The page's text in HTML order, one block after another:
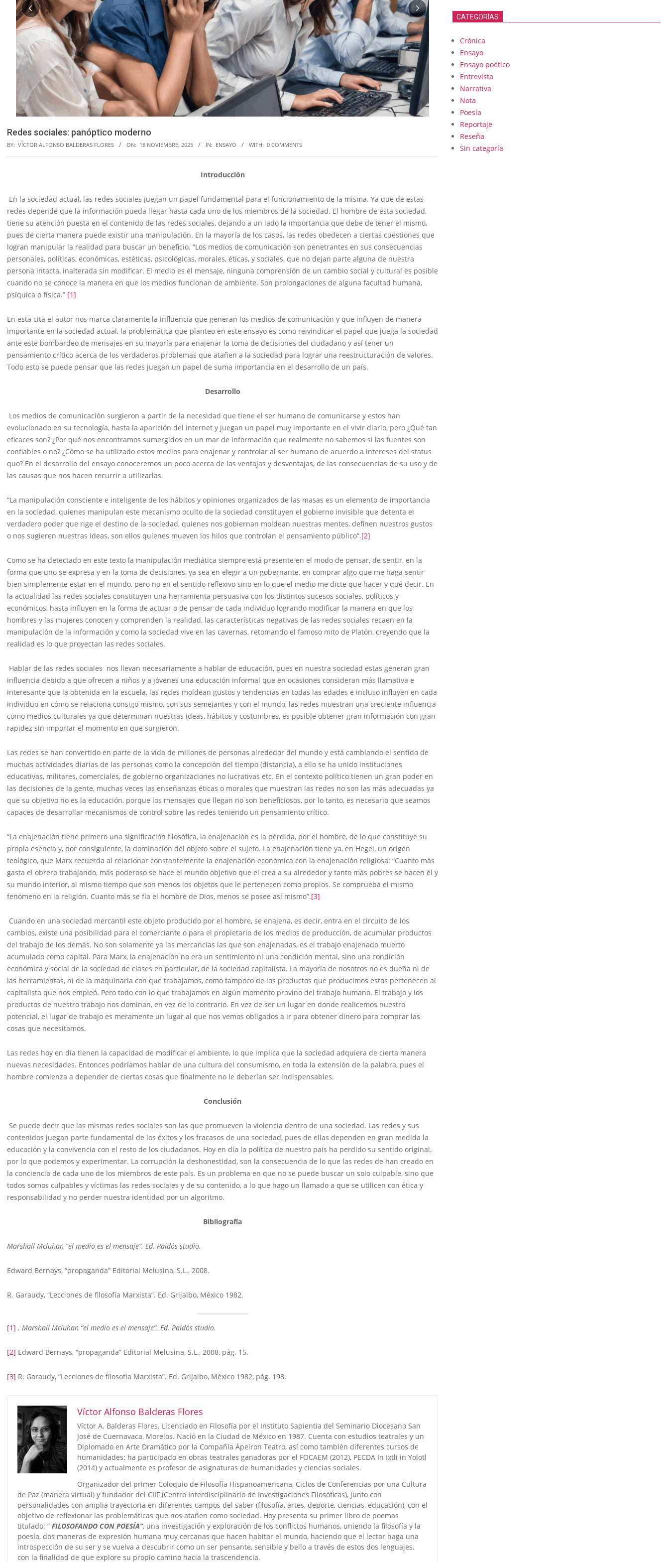
Redes sociales: panóptico moderno
BY: VÍCTOR ALFONSO BALDERAS FLORES ON: 18 NOVIEMBRE, 2025 IN: ENSAYO WITH: 0 COMMENTS
Introducción
En la sociedad actual, las redes sociales juegan un papel fundamental para el funcionamiento de la misma. Ya que de estas
redes depende que la información pueda llegar hasta cada uno de los miembros de la sociedad. El hombre de esta sociedad,
tiene su atención puesta en el contenido de las redes sociales, dejando a un lado la importancia que debe de tener el mismo,
pues de cierta manera puede existir una manipulación. En la mayoría de los casos, las redes obedecen a ciertas cuestiones que
logran manipular la realidad para buscar un beneficio. “Los medios de comunicación son penetrantes en sus consecuencias
personales, políticas, económicas, estéticas, psicológicas, morales, éticas, y sociales, que no dejan parte alguna de nuestra
persona intacta, inalterada sin modificar. El medio es el mensaje, ninguna comprensión de un cambio social y cultural es posible
cuando no se conoce la manera en que los medios funcionan de ambiente. Son prolongaciones de alguna facultad humana,
psíquica o física.” [1]
En esta cita el autor nos marca claramente la influencia que generan los medios de comunicación y que influyen de manera
importante en la sociedad actual, la problemática que planteo en este ensayo es como reivindicar el papel que juega la sociedad
ante este bombardeo de mensajes en su mayoría para enajenar la toma de decisiones del ciudadano y así tener un
pensamiento crítico acerca de los verdaderos problemas que atañen a la sociedad para lograr una reestructuración de valores.
Todo esto se puede pensar que las redes juegan un papel de suma importancia en el desarrollo de un país.
Desarrollo
Los medios de comunicación surgieron a partir de la necesidad que tiene el ser humano de comunicarse y estos han
evolucionado en su tecnología, hasta la aparición del internet y juegan un papel muy importante en el vivir diario, pero ¿Qué tan
eficaces son? ¿Por qué nos encontramos sumergidos en un mar de información que realmente no sabemos si las fuentes son
confiables o no? ¿Cómo se ha utilizado estos medios para enajenar y controlar al ser humano de acuerdo a intereses del status
quo? En el desarrollo del ensayo conoceremos un poco acerca de las ventajas y desventajas, de las consecuencias de su uso y de
las causas que nos hacen recurrir a utilizarlas.
“La manipulación consciente e inteligente de los hábitos y opiniones organizados de las masas es un elemento de importancia
en la sociedad, quienes manipulan este mecanismo oculto de la sociedad constituyen el gobierno invisible que detenta el
verdadero poder que rige el destino de la sociedad, quienes nos gobiernan moldean nuestras mentes, definen nuestros gustos
o nos sugieren nuestras ideas, son ellos quienes mueven los hilos que controlan el pensamiento público”.[2]
Como se ha detectado en este texto la manipulación mediática siempre está presente en el modo de pensar, de sentir, en la
forma que uno se expresa y en la toma de decisiones, ya sea en elegir a un gobernante, en comprar algo que me haga sentir
bien simplemente estar en el mundo, pero no en el sentido reflexivo sino en lo que el medio me dicte que hacer y qué decir. En
la actualidad las redes sociales constituyen una herramienta persuasiva con los distintos sucesos sociales, políticos y
económicos, hasta influyen en la forma de actuar o de pensar de cada individuo logrando modificar la manera en que los
hombres y las mujeres conocen y comprenden la realidad, las características negativas de las redes sociales recaen en la
manipulación de la información y como la sociedad vive en las cavernas, retomando el famoso mito de Platón, creyendo que la
realidad es lo que proyectan las redes sociales.
Hablar de las redes sociales nos llevan necesariamente a hablar de educación, pues en nuestra sociedad estas generan gran
influencia debido a que ofrecen a niños y a jóvenes una educación informal que en ocasiones consideran más llamativa e
interesante que la obtenida en la escuela, las redes moldean gustos y tendencias en todas las edades e incluso influyen en cada
individuo en cómo se relaciona consigo mismo, con sus semejantes y con el mundo, las redes muestran una creciente influencia
como medios culturales ya que determinan nuestras ideas, hábitos y costumbres, es posible obtener gran información con gran
rapidez sin importar el momento en que surgieron.
Las redes se han convertido en parte de la vida de millones de personas alrededor del mundo y está cambiando el sentido de
muchas actividades diarias de las personas como la concepción del tiempo (distancia), a ello se ha unido instituciones
educativas, militares, comerciales, de gobierno organizaciones no lucrativas etc. En el contexto político tienen un gran poder en
las decisiones de la gente, muchas veces las enseñanzas éticas o morales que muestran las redes no son las más adecuadas ya
que su objetivo no es la educación, porque los mensajes que llegan no son beneficiosos, por lo tanto, es necesario que seamos
capaces de desarrollar mecanismos de control sobre las redes teniendo un pensamiento crítico.
“La enajenación tiene primero una significación filosófica, la enajenación es la pérdida, por el hombre, de lo que constituye su
propia esencia y, por consiguiente, la dominación del objeto sobre el sujeto. La enajenación tiene ya, en Hegel, un origen
teológico, que Marx recuerda al relacionar constantemente la enajenación económica con la enajenación religiosa: “Cuanto más
gasta el obrero trabajando, más poderoso se hace el mundo objetivo que el crea a su alrededor y tanto más pobres se hacen él y
su mundo interior, al mismo tiempo que son menos los objetos que le pertenecen como propios. Se comprueba el mismo
fenómeno en la religión. Cuanto más se fía el hombre de Dios, menos se posee así mismo”.[3]
Cuando en una sociedad mercantil este objeto producido por el hombre, se enajena, es decir, entra en el circuito de los
cambios, existe una posibilidad para el comerciante o para el propietario de los medios de producción, de acumular productos
del trabajo de los demás. No son solamente ya las mercancías las que son enajenadas, es el trabajo enajenado muerto
acumulado como capital. Para Marx, la enajenación no era un sentimiento ni una condición mental, sino una condición
económica y social de la sociedad de clases en particular, de la sociedad capitalista. La mayoría de nosotros no es dueña ni de
las herramientas, ni de la maquinaria con que trabajamos, como tampoco de los productos que producimos estos pertenecen al
capitalista que nos empleó. Pero todo con lo que trabajamos en algún momento provino del trabajo humano. El trabajo y los
productos de nuestro trabajo nos dominan, en vez de lo contrario. En vez de ser un lugar en donde realicemos nuestro
potencial, el lugar de trabajo es meramente un lugar al que nos vemos obligados a ir para obtener dinero para comprar las
cosas que necesitamos.
Las redes hoy en día tienen la capacidad de modificar el ambiente, lo que implica que la sociedad adquiera de cierta manera
nuevas necesidades. Entonces podríamos hablar de una cultura del consumismo, en toda la extensión de la palabra, pues el
hombre comienza a depender de ciertas cosas que finalmente no le deberían ser indispensables.
Conclusión
Se puede decir que las mismas redes sociales son las que promueven la violencia dentro de una sociedad. Las redes y sus
contenidos juegan parte fundamental de los éxitos y los fracasos de una sociedad, pues de ellas dependen en gran medida la
educación y la convivencia con el resto de los ciudadanos. Hoy en día la política de nuestro país ha perdido su sentido original,
por lo que podemos y experimentar. La corrupción la deshonestidad, son la consecuencia de lo que las redes de han creado en
la conciencia de cada uno de los miembros de este país. Es un problema en que no se puede buscar un solo culpable, sino que
todos somos culpables y víctimas las redes sociales y de su contenido, a lo que hago un llamado a que se utilicen con ética y
responsabilidad y no perder nuestra identidad por un algoritmo.
Bibliografía
Marshall Mcluhan “el medio es el mensaje”. Ed. Paidós studio.
Edward Bernays, “propaganda” Editorial Melusina, S.L., 2008.
R. Garaudy, “Lecciones de filosofía Marxista”. Ed. Grijalbo, México 1982.
[1] . Marshall Mcluhan “el medio es el mensaje”. Ed. Paidós studio.
[2] Edward Bernays, “propaganda” Editorial Melusina, S.L., 2008, pág. 15.
[3] R. Garaudy, “Lecciones de filosofía Marxista”. Ed. Grijalbo, México 1982, pág. 198.
Víctor Alfonso Balderas Flores
Víctor A. Balderas Flores. Licenciado en Filosofía por el Instituto Sapientia del Seminario Diocesano San
José de Cuernavaca, Morelos. Nació en la Ciudad de México en 1987. Cuenta con estudios teatrales y un
Diplomado en Arte Dramático por la Compañía Ápeiron Teatro, así como también diferentes cursos de
humanidades; ha participado en obras teatrales ganadoras por el FOCAEM (2012), PECDA In Ixtli in Yolotl
(2014) y actualmente es profesor de asignaturas de humanidades y ciencias sociales.
Organizador del primer Coloquio de Filosofía Hispanoamericana, Ciclos de Conferencias por una Cultura
de Paz (manera virtual) y fundador del CIIF (Centro Interdisciplinario de Investigaciones Filosóficas), junto con
personalidades con amplia trayectoria en diferentes campos del saber (filosofía, artes, deporte, ciencias, educación), con el
objetivo de reflexionar las problemáticas que nos atañen como sociedad. Hoy presenta su primer libro de poemas
titulado: “ FILOSOFANDO CON POESÍA”, una investigación y exploración de los conflictos humanos, uniendo la filosofía y la
poesía, dos maneras de expresión humana muy cercanas que hacen habitar el mundo, haciendo que el lector haga una
introspección de su ser y se vuelva a descubrir como un ser pensante, sensible y bello a través de estos dos lenguajes,
con la finalidad de que explore su propio camino hacia la trascendencia.
CATEGORÍAS
Crónica
Ensayo
Ensayo poético
Entrevista
Narrativa
Nota
Poesía
Reportaje
Reseña
Sin categoría